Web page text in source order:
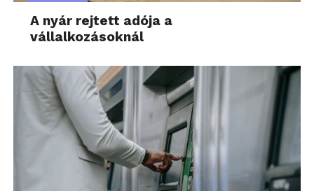
A nyár rejtett adója a
vállalkozásoknál